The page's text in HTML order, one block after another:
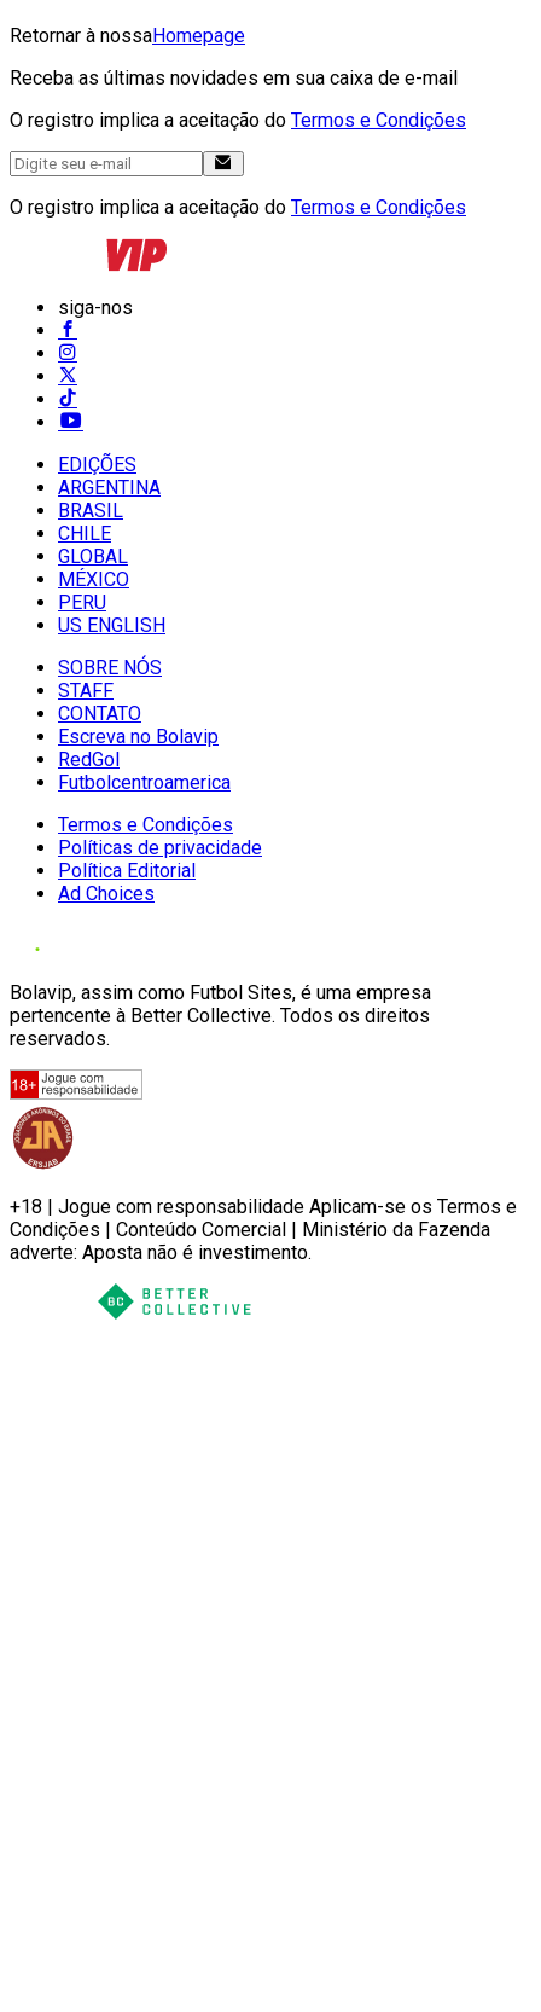
Retornar à nossaHomepage
Receba as últimas novidades em sua caixa de e-mail
O registro implica a aceitação do Termos e Condições
O registro implica a aceitação do Termos e Condições
siga-nos
EDIÇÕES
ARGENTINA
BRASIL
CHILE
GLOBAL
MÉXICO
PERU
US ENGLISH
SOBRE NÓS
STAFF
CONTATO
Escreva no Bolavip
RedGol
Futbolcentroamerica
Termos e Condições
Políticas de privacidade
Política Editorial
Ad Choices
Bolavip, assim como Futbol Sites, é uma empresa
pertencente à Better Collective. Todos os direitos
reservados.
+18 | Jogue com responsabilidade Aplicam-se os Termos e
Condições | Conteúdo Comercial | Ministério da Fazenda
adverte: Aposta não é investimento.